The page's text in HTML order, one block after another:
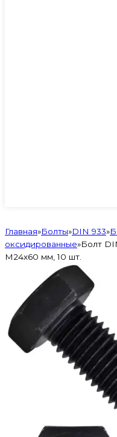
Главная»Болты»DIN 933»
оксидированные»Болт
M24х60 мм, 10 шт.